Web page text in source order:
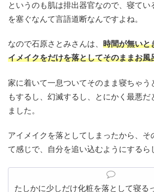
というのも肌は排出器官なので、寝てい
を塞ぐなんて言語道断なんですよね。
なので石原さとみさんは、 時間が無いと
イメイクをだけを落としてそのままお風
家に着いて一息ついてそのまま寝ちゃう
もするし、幻滅するし、とにかく最悪だ
ました。
アイメイクを落としてしまったから、そ
て感じで、自分を追い込むようにするら
たしかに少しだけ化粧を落として寝る